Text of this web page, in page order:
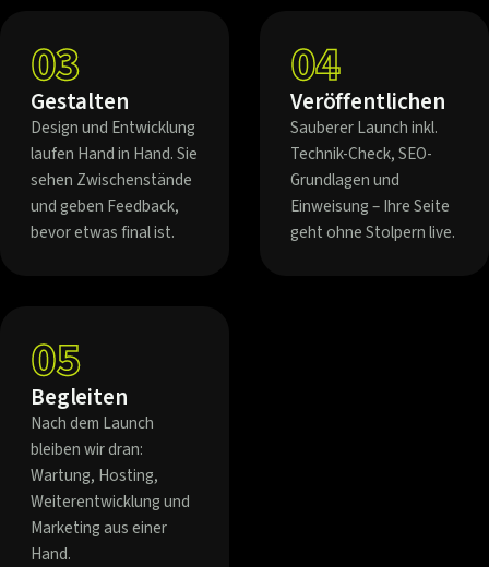
03
Gestalten
Design und Entwicklung
laufen Hand in Hand. Sie
sehen Zwischenstände
und geben Feedback,
bevor etwas final ist.
04
Veröffentlichen
Sauberer Launch inkl.
Technik-Check, SEO-
Grundlagen und
Einweisung – Ihre Seite
geht ohne Stolpern live.
05
Begleiten
Nach dem Launch
bleiben wir dran:
Wartung, Hosting,
Weiterentwicklung und
Marketing aus einer
Hand.